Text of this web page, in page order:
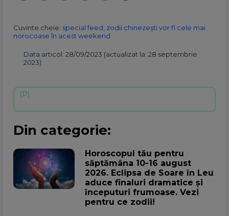
Cuvinte cheie: special feed zodii chinezești vor fi cele mai
norocoase în acest weekend
Data articol: 28/09/2023 (actualizat la: 28 septembrie
2023)
Din categorie:
Horoscopul tău pentru
săptămâna 10-16 august
2026. Eclipsa de Soare în Leu
aduce finaluri dramatice și
începuturi frumoase. Vezi
pentru ce zodii!